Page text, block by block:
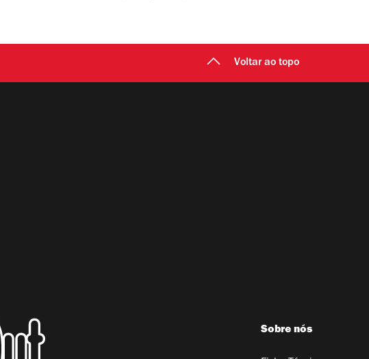
Voltar ao topo
Sobre nós